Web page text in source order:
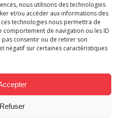
nous utilisons des technologies
et/ou accéder aux informations des
technologies nous permettra de
comportement de navigation ou les ID
pas consentir ou de retirer son
négatif sur certaines caractéristiques
Refuser